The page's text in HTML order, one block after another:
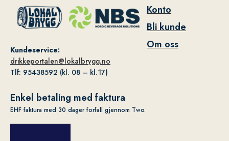
Kundeservice:
drikkeportalen@lokalbrygg.no
Tlf: 95438592 (kl. 08 – kl.17)
Konto
Bli kunde
Om oss
Enkel betaling med faktura
EHF faktura med 30 dager forfall gjennom Two.